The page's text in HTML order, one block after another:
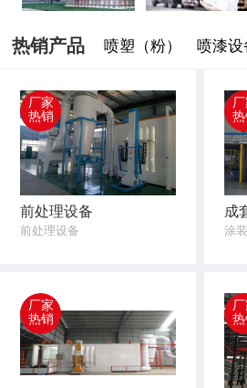
热销产品 喷塑（粉）
设备
喷漆设
厂家
热销
前处理设备
前处理设备
成
涂
厂家
热销